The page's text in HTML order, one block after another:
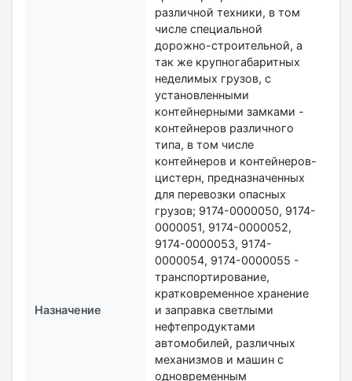
Назначение
различной техники, в том
числе специальной
дорожно-строительной, а
так же крупногабаритных
неделимых грузов, с
установленными
контейнерными замками -
контейнеров различного
типа, в том числе
контейнеров и контейнеров-
цистерн, предназначенных
для перевозки опасных
грузов; 9174-0000050, 9174-
0000051, 9174-0000052,
9174-0000053, 9174-
0000054, 9174-0000055 -
транспортирование,
кратковременное хранение
и заправка светлыми
нефтепродуктами
автомобилей, различных
механизмов и машин с
одновременным